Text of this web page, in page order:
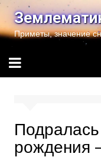
Приметы, значение
рождения